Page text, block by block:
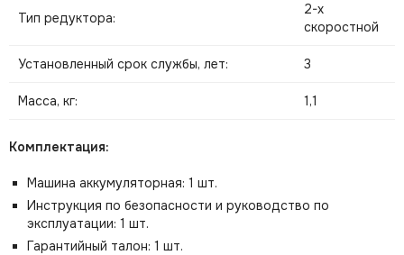
Тип редуктора:
2-х
скоростной
Установленный срок службы, лет: 3
Масса, кг: 1,1
Комплектация:
Машина аккумуляторная: 1 шт.
Инструкция по безопасности и руководство по
эксплуатации: 1 шт.
Гарантийный талон: 1 шт.